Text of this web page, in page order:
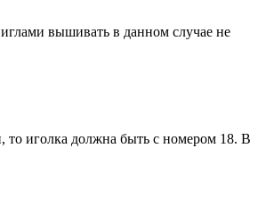
вышивать в данном случае не
иголка должна быть с номером 18. В